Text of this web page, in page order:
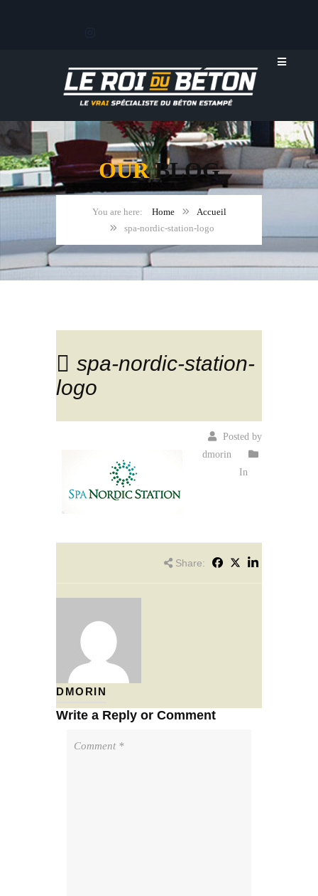
OURBLOG
Home
Accueil
spa-nordic-station-logo
spa-nordic-station-
logo
Posted by
dmorin
In
Share:
DMORIN
Write a Reply or Comment